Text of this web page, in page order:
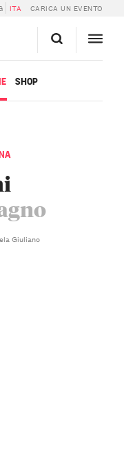
AL CASTELMAGNO
ITA CARICA UN EVENTO
SHOP
Giuliano